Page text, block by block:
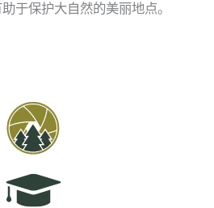
于保护大自然的美丽地点。